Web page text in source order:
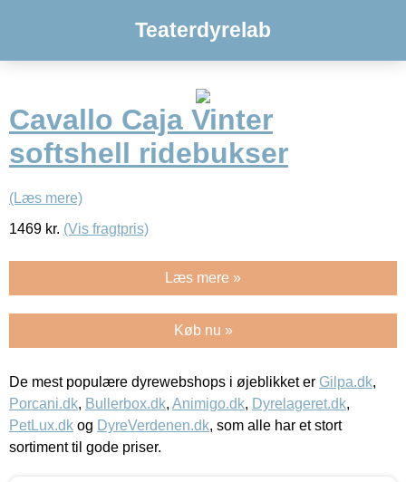
Teaterdyrelab
Cavallo Caja Vinter
softshell ridebukser
(Læs mere)
1469 kr. (Vis fragtpris)
Læs mere »
Køb nu »
De mest populære dyrewebshops i øjeblikket er Gilpa.dk,
Porcani.dk, Bullerbox.dk, Animigo.dk, Dyrelageret.dk,
PetLux.dk og DyreVerdenen.dk, som alle har et stort
sortiment til gode priser.